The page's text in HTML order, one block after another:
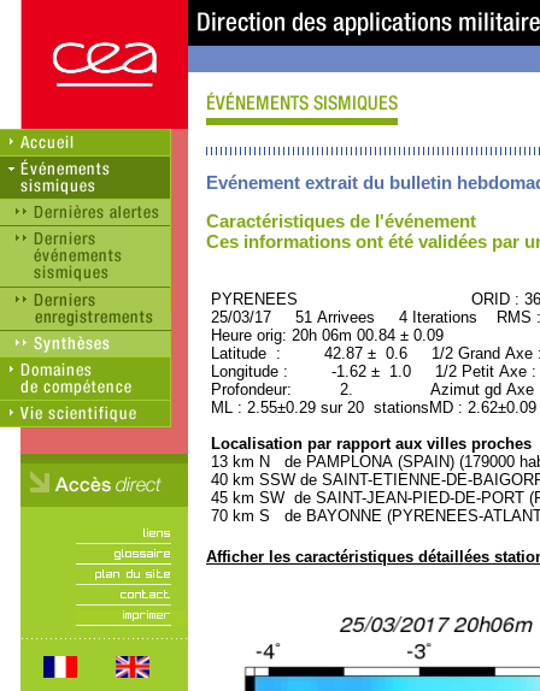
Evénement extrait du bulletin
Caractéristiques de l'événement
Ces informations ont été validées par
PYRENEES ORID :
25/03/17 51 Arrivees 4 Iterations RMS
Heure orig: 20h 06m 00.84 ± 0.09
Latitude : 42.87 ± 0.6 1/2 Grand
Longitude : -1.62 ± 1.0 1/2 Petit Axe
Profondeur: 2. Azimut gd Axe :
ML : 2.55±0.29 sur 20 stationsMD :
Localisation par rapport aux villes proches
13 km N de PAMPLONA (SPAIN) (179000
40 km SSW de SAINT-ETIENNE-DE-
45 km SW de SAINT-JEAN-PIED-DE-PORT
70 km S de BAYONNE (PYRENEES-
Afficher les caractéristiques détaillées